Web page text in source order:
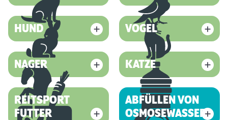
HUND VOGEL
NAGER KATZE
REITSPORT
FUTTER
ABFÜLLEN VON
OSMOSEWASSER